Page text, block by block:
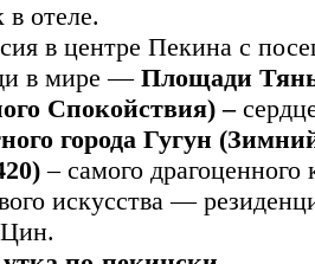
в отеле.
в центре Пекина с
в мире — Площади
Спокойствия) –
города Гугун
– самого драгоценного
искусства —